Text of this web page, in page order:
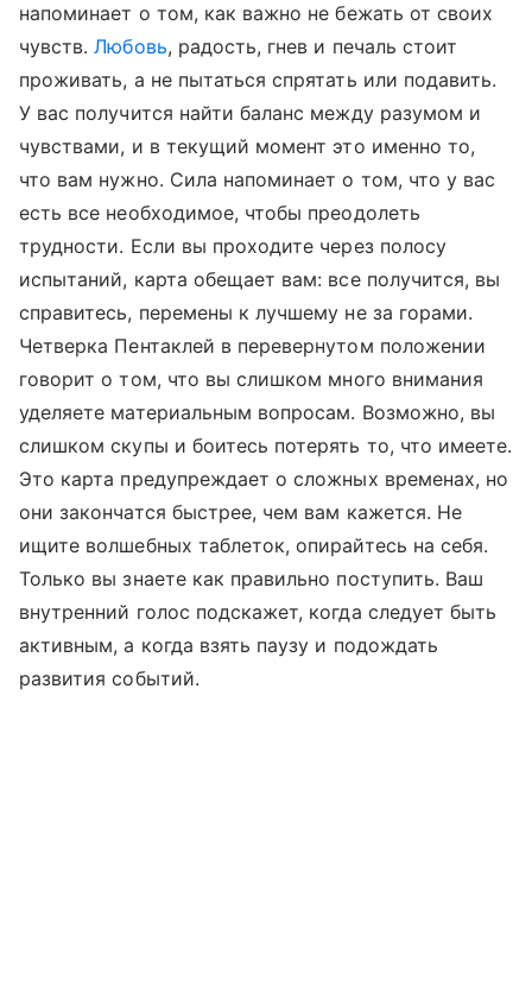
напоминает о том, как важно не бежать от своих
чувств.Любовь, радость, гнев и печаль стоит
проживать, а не пытаться спрятать или подавить.
У вас получится найти баланс между разумом и
чувствами, и в текущий момент это именно то,
что вам нужно. Сила напоминает о том, что у вас
есть все необходимое, чтобы преодолеть
трудности. Если вы проходите через полосу
испытаний, карта обещает вам: все получится, вы
справитесь, перемены к лучшему не за горами.
Четверка Пентаклей в перевернутом положении
говорит о том, что вы слишком много внимания
уделяете материальным вопросам. Возможно, вы
слишком скупы и боитесь потерять то, что имеете.
Это карта предупреждает о сложных временах, но
они закончатся быстрее, чем вам кажется. Не
ищите волшебных таблеток, опирайтесь на себя.
Только вы знаете как правильно поступить. Ваш
внутренний голос подскажет, когда следует быть
активным, а когда взять паузу и подождать
развития событий.